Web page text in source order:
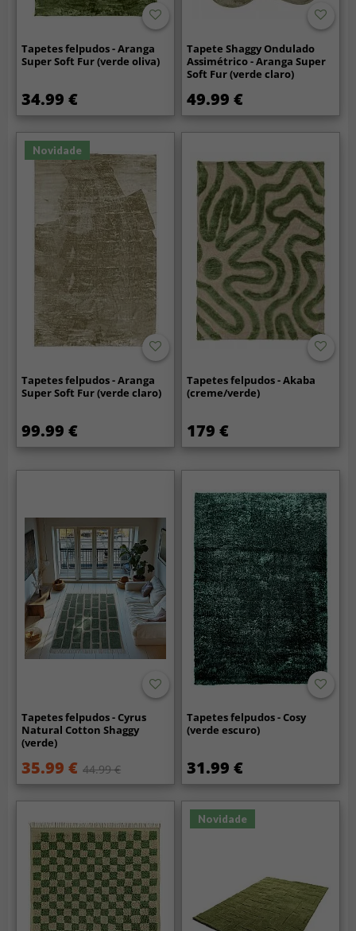
Tapetes felpudos - Aranga
Super Soft Fur (verde oliva)
34.99 €
Tapete Shaggy Ondulado
Assimétrico - Aranga Super
Soft Fur (verde claro)
49.99 €
Novidade
Tapetes felpudos - Aranga
Super Soft Fur (verde claro)
99.99 €
Tapetes felpudos - Akaba
(creme/verde)
179 €
Tapetes felpudos - Cyrus
Natural Cotton Shaggy
(verde)
35.99 € 44.99 €
Tapetes felpudos - Cosy
(verde escuro)
31.99 €
Novidade